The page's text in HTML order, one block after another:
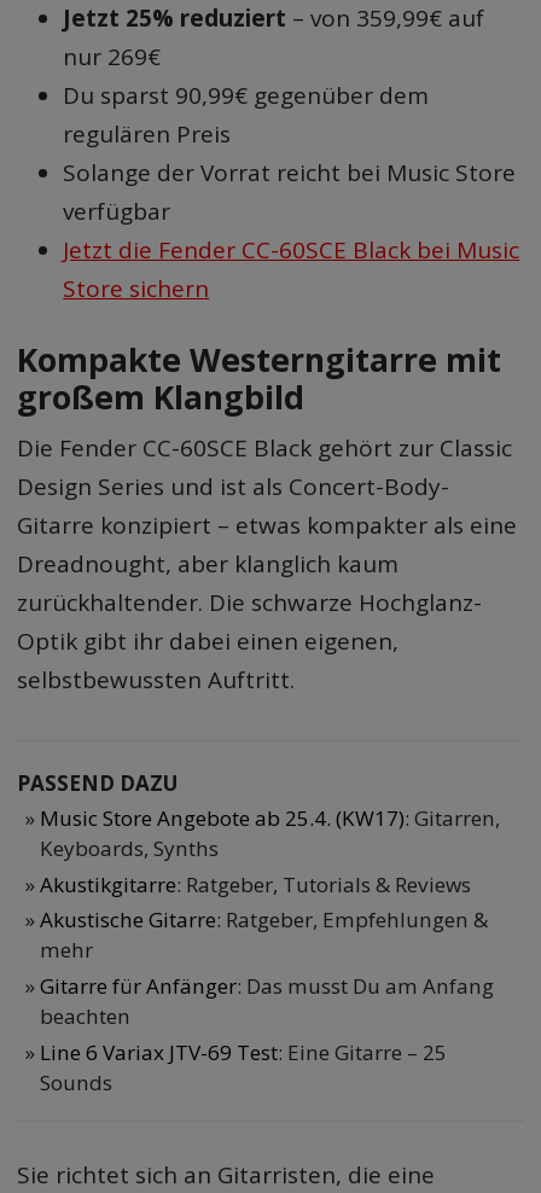
Jetzt 25% reduziert – von 359,99€ auf
nur 269€
Du sparst 90,99€ gegenüber dem
regulären Preis
Solange der Vorrat reicht bei Music Store
verfügbar
Jetzt die Fender CC-60SCE Black bei Music
Store sichern
Kompakte Westerngitarre mit
großem Klangbild
Die Fender CC-60SCE Black gehört zur Classic
Design Series und ist als Concert-Body-
Gitarre konzipiert – etwas kompakter als eine
Dreadnought, aber klanglich kaum
zurückhaltender. Die schwarze Hochglanz-
Optik gibt ihr dabei einen eigenen,
selbstbewussten Auftritt.
PASSEND DAZU
Music Store Angebote ab 25.4. (KW17): Gitarren,
Keyboards, Synths
Akustikgitarre: Ratgeber, Tutorials & Reviews
Akustische Gitarre: Ratgeber, Empfehlungen &
mehr
Gitarre für Anfänger: Das musst Du am Anfang
beachten
Line 6 Variax JTV-69 Test: Eine Gitarre – 25
Sounds
Sie richtet sich an Gitarristen, die eine